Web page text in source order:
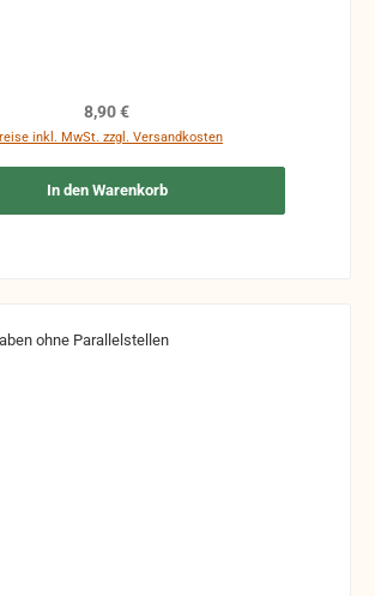
zur Umwelt der Bibel.
Regulärer Preis:
8,90 €
inkl. MwSt. zzgl. Versandkosten
In den Warenkorb